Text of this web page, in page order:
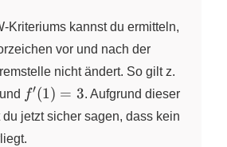
Kriteriums kannst du ermitteln,
vor und nach der
nicht ändert. So gilt z.
und f^\prime(1)=3
f′(1) = 3. Aufgrund dieser
jetzt sicher sagen, dass kein